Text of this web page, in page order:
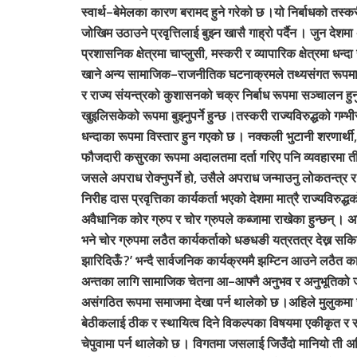
स्वार्थ–बेमेलका कारण बरामद हुने गरेको छ ।यो निर्बाधको
जोखिम उठाउने प्रवृत्तिलाई बुझ्न खासै गाह्रो पर्दैन । जुन
प्रशासनिक क्षेत्रमा चाप्लुसी, मस्करी र व्यापारिक क्षेत्रमा
खाने अन्य सामाजिक–राजनीतिक घटनाक्रमले तथ्यसंगत रूपमा
र राज्य संयन्त्रको कुशासनको चक्र निर्बाध रूपमा सञ्चालन
खुइलिसकेको रूपमा बुझ्नुपर्ने हुन्छ ।तस्करी राज्यविरुद्धको
धन्दाका रूपमा विस्तार हुन गएको छ । नक्कली भुटानी
फौजदारी कसुरका रूपमा अदालतमा दर्ता गरिए पनि
जसले अपराध रोक्नुपर्ने हो, उसैले अपराध जन्माउनु
निरीह दास प्रवृत्तिका कार्यकर्ता भएको देशमा मात्रै
अवैधानिक कोर ग्रुप र चोर ग्रुपले कब्जामा राखेका हुन्छन् ।
भने चोर ग्रुपमा लठैत कार्यकर्ताको धङधङी यत्रतत्र देख्न
झारिदिऊँ ?’ भन्दै सार्वजनिक कार्यक्रममै झम्टिन आउने लठैत
अन्तका लागि सामाजिक चेतना आ–आफ्नै अनुभव र अनुभूतिको
असंगठित रूपमा समाजमा देखा पर्न थालेको छ ।अहिले
बेठीकलाई ठीक र स्थायित्व दिने विकल्पका विषयमा एकीकृत
चेपुवामा पर्न थालेको छ । विगतमा जसलाई जिउँदो मानियो ती